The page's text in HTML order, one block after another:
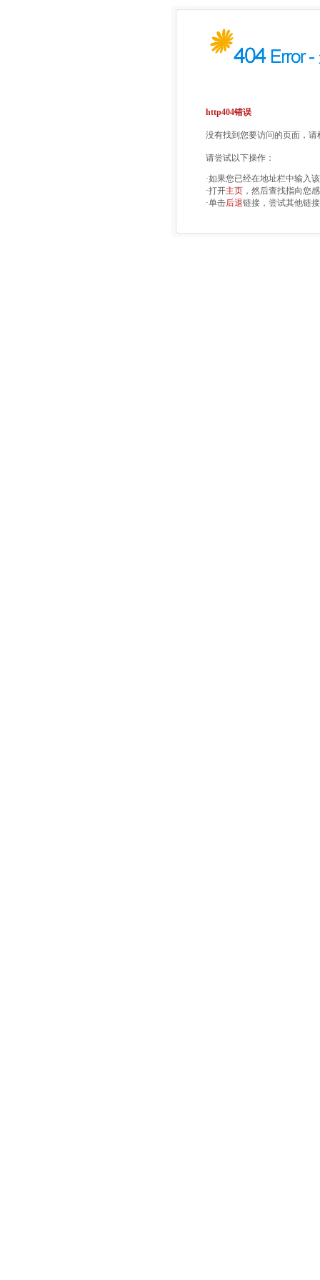
http404错误
没有找到您要访问的页面，
请尝试以下操作：
·如果您已经在地址栏中输入
·打开主页 ，然后查找指向您
·单击后退链接，尝试其他链